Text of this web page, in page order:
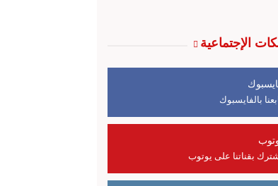
الإجتماعية
بالفايسبوك
بقناتنا على يوتوب